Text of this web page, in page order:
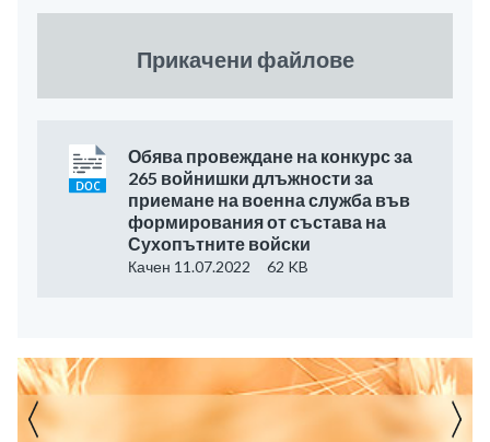
Прикачени файлове
Обява провеждане на конкурс за
265 войнишки длъжности за
приемане на военна служба във
формирования от състава на
Сухопътните войски
Качен 11.07.2022 62 KB